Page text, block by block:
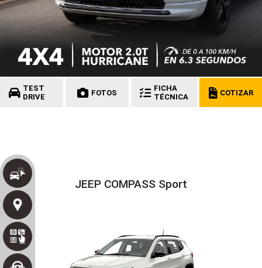
TEST
DRIVE
FOTOS
FICHA
TÉCNICA
COTIZAR
JEEP COMPASS Sport